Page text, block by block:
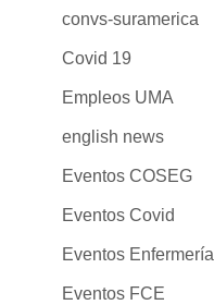
convs-suramerica
Covid 19
Empleos UMA
english news
Eventos COSEG
Eventos Covid
Eventos Enfermería
Eventos FCE